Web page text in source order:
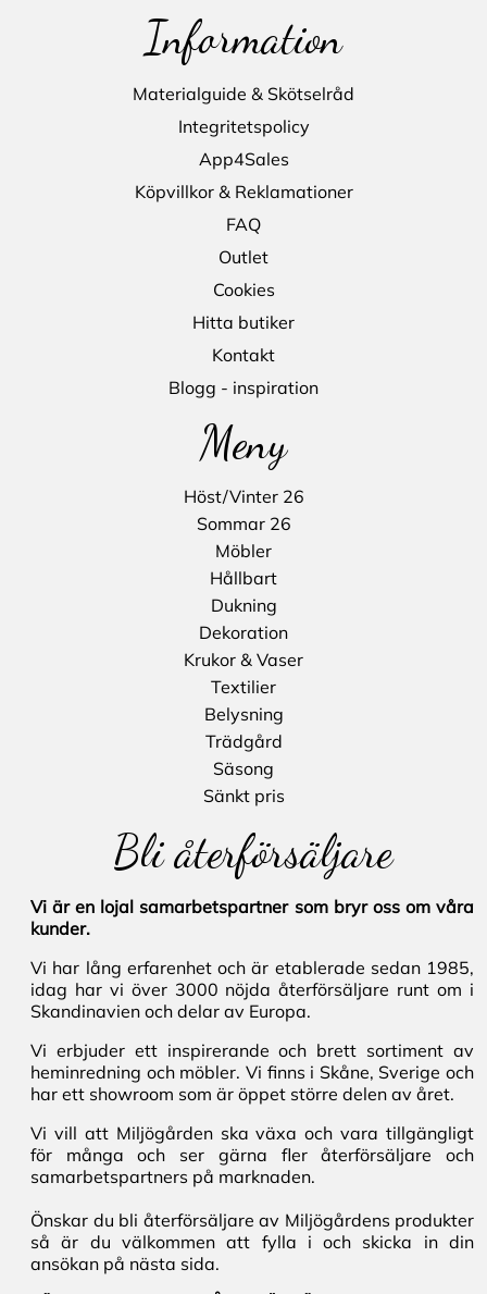
Information
Materialguide & Skötselråd
Integritetspolicy
App4Sales
Köpvillkor & Reklamationer
FAQ
Outlet
Cookies
Hitta butiker
Kontakt
Blogg - inspiration
Meny
Höst/Vinter 26
Sommar 26
Möbler
Hållbart
Dukning
Dekoration
Krukor & Vaser
Textilier
Belysning
Trädgård
Säsong
Sänkt pris
Bli återförsäljare
Vi är en lojal samarbetspartner som bryr oss om våra
kunder.
Vi har lång erfarenhet och är etablerade sedan 1985,
idag har vi över 3000 nöjda återförsäljare runt om i
Skandinavien och delar av Europa.
Vi erbjuder ett inspirerande och brett sortiment av
heminredning och möbler. Vi finns i Skåne, Sverige och
har ett showroom som är öppet större delen av året.
Vi vill att Miljögården ska växa och vara tillgängligt
för många och ser gärna fler återförsäljare och
samarbetspartners på marknaden.
Önskar du bli återförsäljare av Miljögårdens produkter
så är du välkommen att fylla i och skicka in din
ansökan på nästa sida.